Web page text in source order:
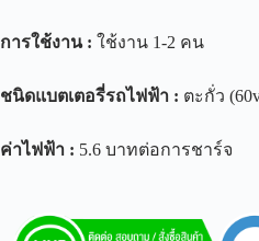
การใช้งาน: ใช้งาน 1-2 คน
ชนิดแบตเตอรี่รถไฟฟ้า : ตะกั่ว
ค่าไฟฟ้า : 5.6 บาทต่อการชาร์จ